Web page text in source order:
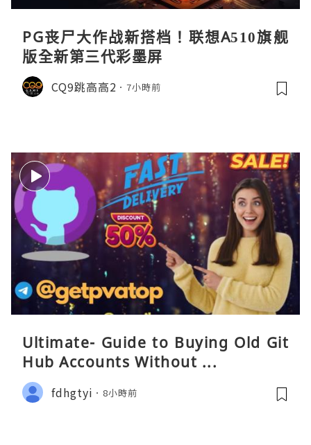
PG丧尸大作战新搭档！联想A510旗舰
版全新第三代彩墨屏
CQ9跳高高2 7小時前
Ultimate- Guide to Buying Old Git
Hub Accounts Without ...
fdhgtyi 8小時前